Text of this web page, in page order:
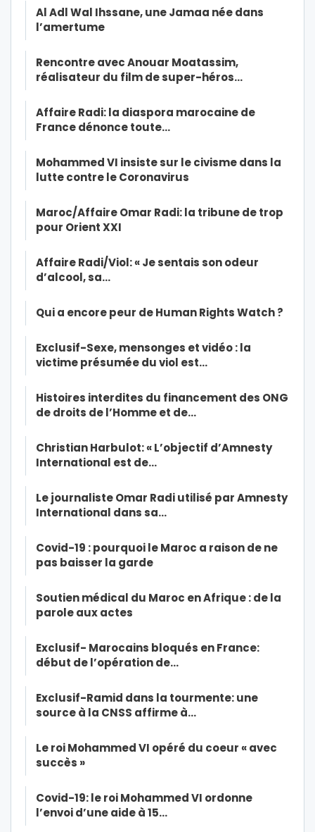
Al Adl Wal Ihssane, une Jamaa née dans
l’amertume
Rencontre avec Anouar Moatassim,
réalisateur du film de super-héros…
Affaire Radi: la diaspora marocaine de
France dénonce toute…
Mohammed VI insiste sur le civisme dans la
lutte contre le Coronavirus
Maroc/Affaire Omar Radi: la tribune de trop
pour Orient XXI
Affaire Radi/Viol: « Je sentais son odeur
d’alcool, sa…
Qui a encore peur de Human Rights Watch ?
Exclusif-Sexe, mensonges et vidéo : la
victime présumée du viol est…
Histoires interdites du financement des ONG
de droits de l’Homme et de…
Christian Harbulot: « L’objectif d’Amnesty
International est de…
Le journaliste Omar Radi utilisé par Amnesty
International dans sa…
Covid-19 : pourquoi le Maroc a raison de ne
pas baisser la garde
Soutien médical du Maroc en Afrique : de la
parole aux actes
Exclusif- Marocains bloqués en France:
début de l’opération de…
Exclusif-Ramid dans la tourmente: une
source à la CNSS affirme à…
Le roi Mohammed VI opéré du coeur « avec
succès »
Covid-19: le roi Mohammed VI ordonne
l’envoi d’une aide à 15…